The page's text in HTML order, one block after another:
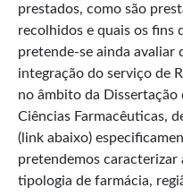
prestados, como são
recolhidos e quais os fins
pretende-se ainda avaliar
integração do serviço de
no âmbito da
Ciências Farmacêuticas,
(link abaixo)
pretendemos caracterizar
tipologia de farmácia,